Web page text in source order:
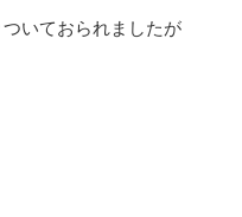
いておられましたが